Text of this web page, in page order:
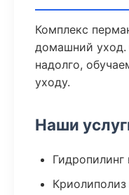
Комплекс
домашний
надолго,
уходу.
Наши